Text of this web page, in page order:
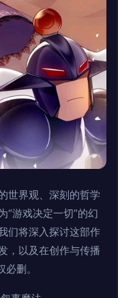
世界观、深刻的哲学
“游戏决定一切”的幻
们将深入探讨这部作
，以及在创作与传播
删。